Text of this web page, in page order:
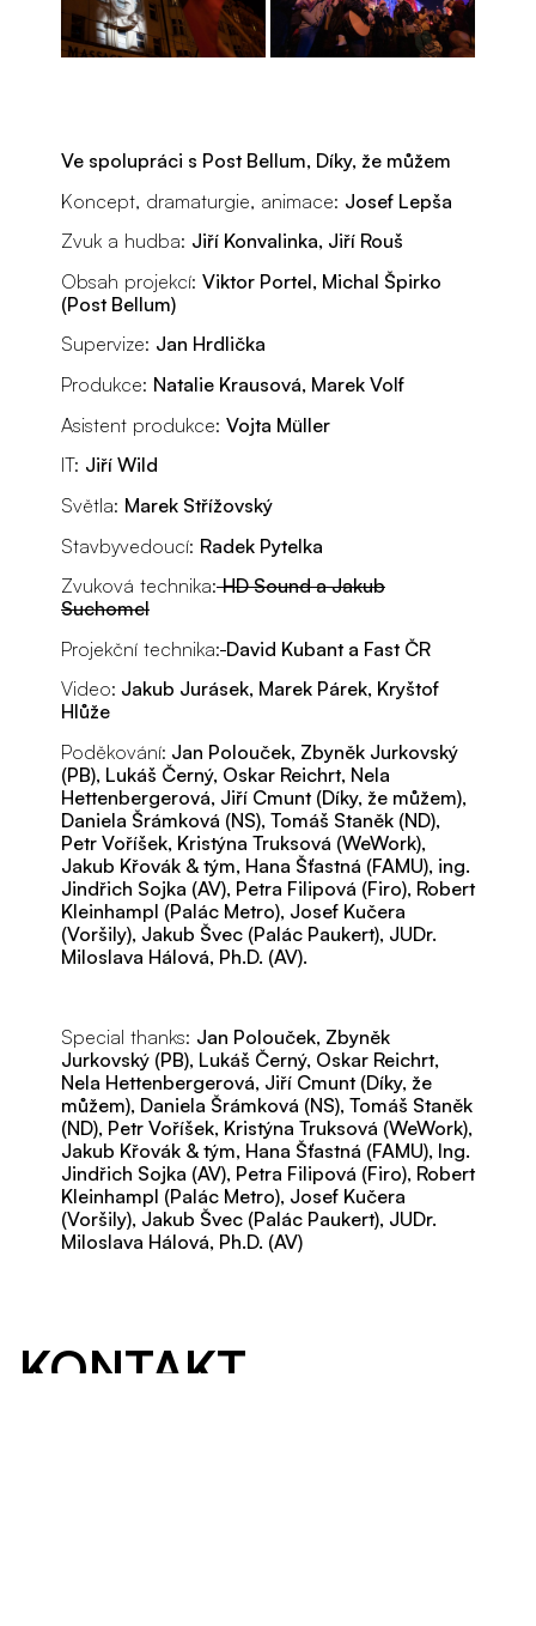
Ve spolupráci s Post Bellum, Díky, že můžem
Koncept, dramaturgie, animace: Josef Lepša
Zvuk a hudba: Jiří Konvalinka, Jiří Rouš
Obsah projekcí: Viktor Portel, Michal Špirko
(Post Bellum)
Supervize: Jan Hrdlička
Produkce: Natalie Krausová, Marek Volf
Asistent produkce: Vojta Müller
IT: Jiří Wild
Světla: Marek Střížovský
Stavbyvedoucí: Radek Pytelka
Zvuková technika: HD Sound a Jakub
Suchomel
Projekční technika: David Kubant a Fast ČR
Video: Jakub Jurásek, Marek Párek, Kryštof
Hlůže
Poděkování: Jan Polouček, Zbyněk Jurkovský
(PB), Lukáš Černý, Oskar Reichrt, Nela
Hettenbergerová, Jiří Cmunt (Díky, že můžem),
Daniela Šrámková (NS), Tomáš Staněk (ND),
Petr Voříšek, Kristýna Truksová (WeWork),
Jakub Křovák & tým, Hana Šťastná (FAMU), ing.
Jindřich Sojka (AV), Petra Filipová (Firo), Robert
Kleinhampl (Palác Metro), Josef Kučera
(Voršily), Jakub Švec (Palác Paukert), JUDr.
Miloslava Hálová, Ph.D. (AV).
Special thanks: Jan Polouček, Zbyněk
Jurkovský (PB), Lukáš Černý, Oskar Reichrt,
Nela Hettenbergerová, Jiří Cmunt (Díky, že
můžem), Daniela Šrámková (NS), Tomáš Staněk
(ND), Petr Voříšek, Kristýna Truksová (WeWork),
Jakub Křovák & tým, Hana Šťastná (FAMU), Ing.
Jindřich Sojka (AV), Petra Filipová (Firo), Robert
Kleinhampl (Palác Metro), Josef Kučera
(Voršily), Jakub Švec (Palác Paukert), JUDr.
Miloslava Hálová, Ph.D. (AV)
KONTAKT